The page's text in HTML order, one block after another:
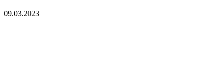
09.03.2023